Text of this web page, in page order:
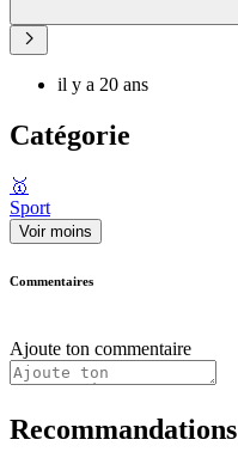
il y a 20 ans
Catégorie
🥇
Sport
Voir moins
Commentaires
Ajoute ton commentaire
Recommandations